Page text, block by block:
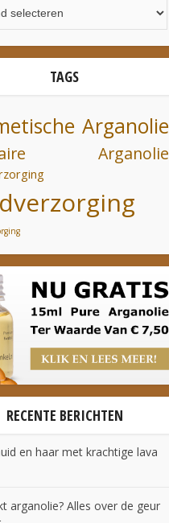
TAGS
Arganolie
Arganolie
RECENTE BERICHTEN
en haar met krachtige lava
arganolie? Alles over de geur